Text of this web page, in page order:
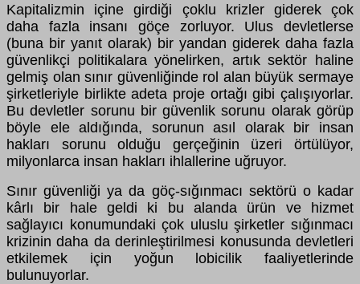
Kapitalizmin içine girdiği çoklu krizler giderek çok
daha fazla insanı göçe zorluyor. Ulus devletlerse
(buna bir yanıt olarak) bir yandan giderek daha fazla
güvenlikçi politikalara yönelirken, artık sektör haline
gelmiş olan sınır güvenliğinde rol alan büyük sermaye
şirketleriyle birlikte adeta proje ortağı gibi çalışıyorlar.
Bu devletler sorunu bir güvenlik sorunu olarak görüp
böyle ele aldığında, sorunun asıl olarak bir insan
hakları sorunu olduğu gerçeğinin üzeri örtülüyor,
milyonlarca insan hakları ihlallerine uğruyor.
Sınır güvenliği ya da göç-sığınmacı sektörü o kadar
kârlı bir hale geldi ki bu alanda ürün ve hizmet
sağlayıcı konumundaki çok uluslu şirketler sığınmacı
krizinin daha da derinleştirilmesi konusunda devletleri
etkilemek için yoğun lobicilik faaliyetlerinde
bulunuyorlar.